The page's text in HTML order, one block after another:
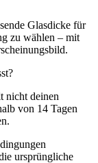
Glasdicke für
zu wählen – mit
nicht deinen
von 14 Tagen
ursprüngliche